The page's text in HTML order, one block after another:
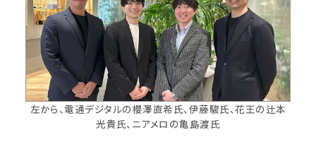
左から、電通デジタルの櫻澤直希氏、伊藤駿氏、花王の辻本
光貴氏、ニアメロの亀島渡氏